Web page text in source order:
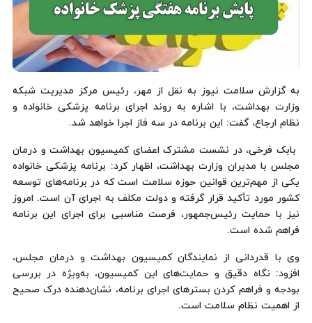
به گزارش سلامت نیوز به نقل از مهر، رئیس مرکز مدیریت شبکه
وزارت بهداشت، با اشاره به روند اجرای برنامه پزشکی خانواده و
نظام ارجاع، گفت: این برنامه در سه فاز اجرا خواهد شد.
بابک فرخی، در نشست مشترک اعضای کمیسیون بهداشت و درمان
مجلس با مدیران وزارت بهداشت، اظهار کرد: برنامه پزشکی خانواده
یکی از مهم‌ترین قوانین حوزه سلامت است که در برنامه‌های توسعه
کشور مورد تأکید قرار گرفته و دولت مکلف به اجرای آن است. امروز
نیز با حمایت رئیس‌جمهور، فرصت مناسبی برای اجرای این برنامه
فراهم شده است.
وی با قدردانی از نمایندگان کمیسیون بهداشت و درمان مجلس،
افزود: نگاه دقیق و حمایت‌های این کمیسیون، به‌ویژه در بررسی
بودجه و فراهم کردن بسترهای اجرای برنامه، نشان‌دهنده درک صحیح
از اهمیت نظام سلامت است.